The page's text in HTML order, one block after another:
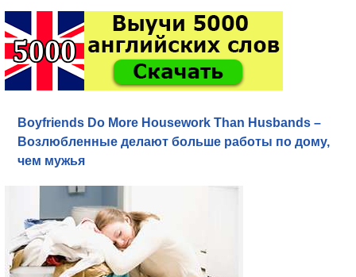
Boyfriends Do More Housework Than Husbands –
Возлюбленные делают больше работы по дому,
чем мужья